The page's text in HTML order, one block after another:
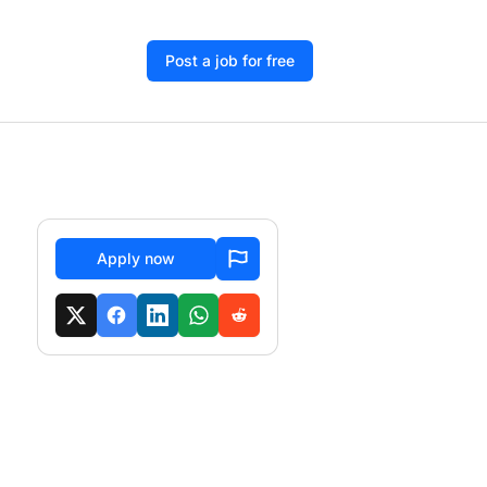
Post a job for free
Apply now